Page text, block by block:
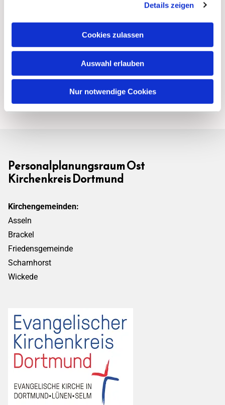
Details zeigen
Cookies zulassen
Auswahl erlauben
Nur notwendige Cookies
Personalplanungsraum Ost
Kirchenkreis Dortmund
Kirchengemeinden:
Asseln
Brackel
Friedensgemeinde
Scharnhorst
Wickede